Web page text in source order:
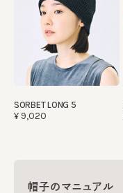
SORBET LONG 5
¥9,020
帽子のマニュアル